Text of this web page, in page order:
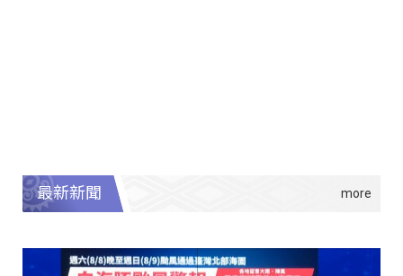
最新新聞